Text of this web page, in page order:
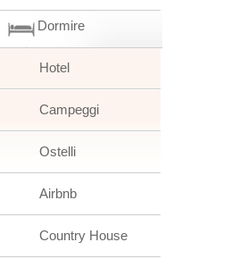
Dormire
Hotel
Campeggi
Ostelli
Airbnb
Country House